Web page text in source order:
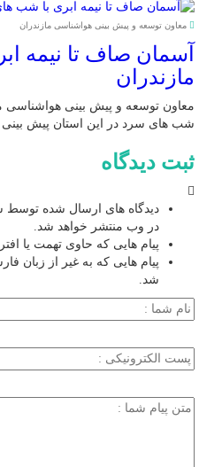
معاون توسعه و پیش بینی هواشناسی مازندران
آسمان صاف تا نیمه
مازندران
معاون توسعه و پیش بینی هواشناسی
شب های سرد در این استان پیش بینی
ثبت دیدگاه
دیدگاه های ارسال شده توسط
در وب منتشر خواهد شد.
پیام هایی که حاوی تهمت یا
پیام هایی که به غیر از زبان
شد.